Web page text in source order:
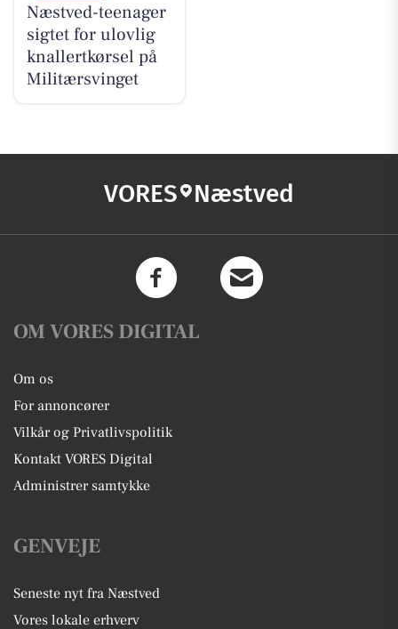
Næstved-teenager
sigtet for ulovlig
knallertkørsel på
Militærsvinget
VORES Næstved
OM VORES DIGITAL
Om os
For annoncører
Vilkår og Privatlivspolitik
Kontakt VORES Digital
Administrer samtykke
GENVEJE
Seneste nyt fra Næstved
Vores lokale erhverv